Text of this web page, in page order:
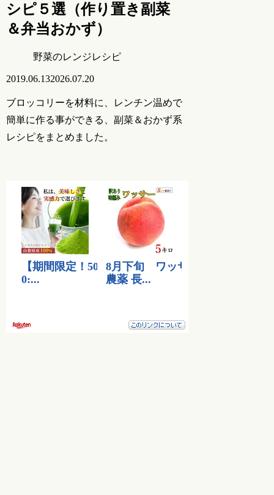
シピ５選（作り置き副菜
＆弁当おかず）
野菜のレンジレシピ
2019.06.132026.07.20
ブロッコリーを材料に、レンチン温めで
簡単に作る事ができる、副菜＆おかず系
レシピをまとめました。